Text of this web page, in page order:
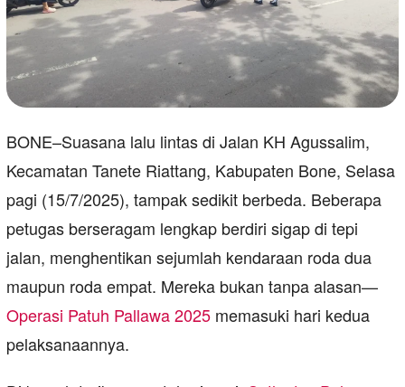
BONE–Suasana lalu lintas di Jalan KH Agussalim,
Kecamatan Tanete Riattang, Kabupaten Bone, Selasa
pagi (15/7/2025), tampak sedikit berbeda. Beberapa
petugas berseragam lengkap berdiri sigap di tepi
jalan, menghentikan sejumlah kendaraan roda dua
maupun roda empat. Mereka bukan tanpa alasan—
Operasi Patuh Pallawa 2025 memasuki hari kedua
pelaksanaannya.